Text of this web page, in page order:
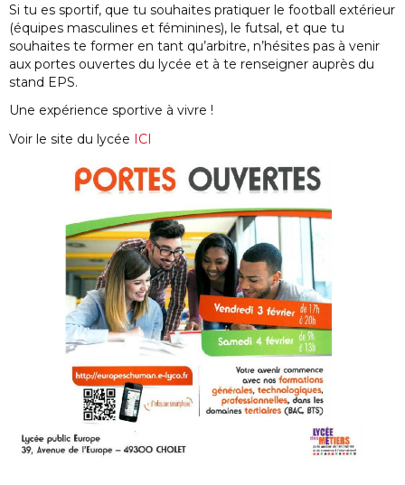
Si tu es sportif, que tu souhaites pratiquer le football extérieur
(équipes masculines et féminines), le futsal, et que tu
souhaites te former en tant qu’arbitre, n’hésites pas à venir
aux portes ouvertes du lycée et à te renseigner auprès du
stand EPS.
Une expérience sportive à vivre !
Voir le site du lycée ICI